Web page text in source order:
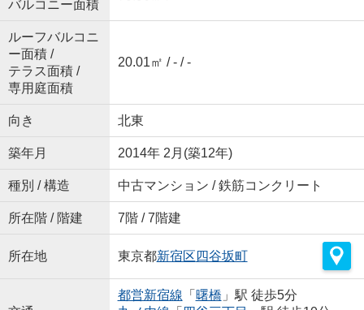
バルコニー面積
ルーフバルコニ
ー面積 /
テラス面積 /
専用庭面積
20.01㎡ / - / -
向き 北東
築年月 2014年 2月(築12年)
種別 / 構造 中古マンション / 鉄筋コンクリート
所在階 / 階建 7階 / 7階建
所在地 東京都新宿区 四谷坂町
都営新宿線 「 曙橋 」駅 徒歩5分